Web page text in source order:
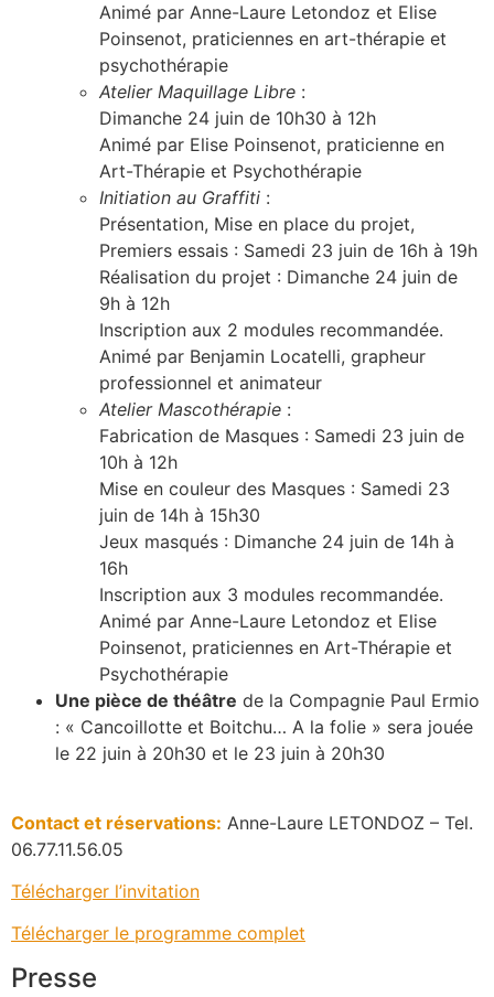
Animé par Anne-Laure Letondoz et Elise
Poinsenot, praticiennes en art-thérapie et
psychothérapie
Atelier Maquillage Libre :
Dimanche 24 juin de 10h30 à 12h
Animé par Elise Poinsenot, praticienne en
Art-Thérapie et Psychothérapie
Initiation au Graffiti :
Présentation, Mise en place du projet,
Premiers essais : Samedi 23 juin de 16h à 19h
Réalisation du projet : Dimanche 24 juin de
9h à 12h
Inscription aux 2 modules recommandée.
Animé par Benjamin Locatelli, grapheur
professionnel et animateur
Atelier Mascothérapie :
Fabrication de Masques : Samedi 23 juin de
10h à 12h
Mise en couleur des Masques : Samedi 23
juin de 14h à 15h30
Jeux masqués : Dimanche 24 juin de 14h à
16h
Inscription aux 3 modules recommandée.
Animé par Anne-Laure Letondoz et Elise
Poinsenot, praticiennes en Art-Thérapie et
Psychothérapie
Une pièce de théâtre de la Compagnie Paul Ermio
: « Cancoillotte et Boitchu… A la folie » sera jouée
le 22 juin à 20h30 et le 23 juin à 20h30
Contact et réservations: Anne-Laure LETONDOZ – Tel.
06.77.11.56.05
Télécharger l’invitation
Télécharger le programme complet
Presse